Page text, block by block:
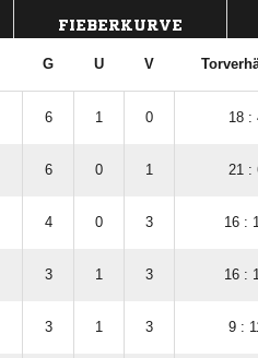
FIEBERKURVE
G U V
6 1 0 18 :
6 0 1 21 :
4 0 3 16 :
3 1 3 16 :
3 1 3 9 :